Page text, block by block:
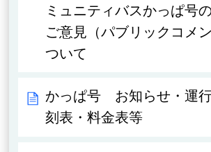
ミュニティバスかっぱ号
ご意見（パブリックコメ
ついて
かっぱ号 お知らせ・運
刻表・料金表等